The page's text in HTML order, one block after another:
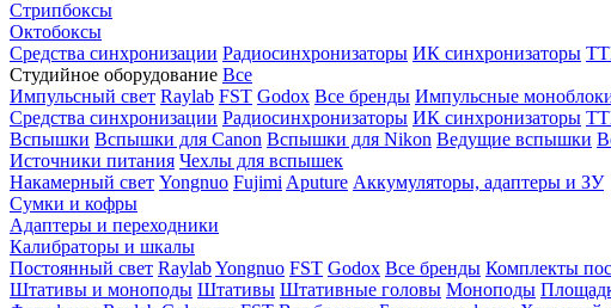
Стрипбоксы
Октобоксы
Средства синхронизации Радиосинхронизаторы ИК синхронизаторы
Студийное оборудование Все
Импульсный свет Raylab FST Godox Все бренды Импульсные
Средства синхронизации Радиосинхронизаторы ИК синхронизаторы
Вспышки Вспышки для Canon Вспышки для Nikon Ведущие вспышки
Источники питания Чехлы для вспышек
Накамерный свет Yongnuo Fujimi Aputure Аккумуляторы, адаптеры и ЗУ
Сумки и кофры
Адаптеры и переходники
Калибраторы и шкалы
Постоянный свет RaylabYongnuo FST Godox Все бренды Комплекты
Штативы и моноподы Штативы Штативные головы Моноподы